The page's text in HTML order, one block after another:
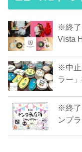
※終了
Vista
※中止
ラー
※終了
ンプ